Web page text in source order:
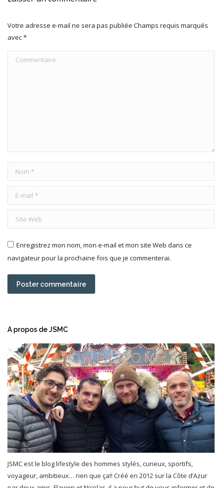
Votre adresse e-mail ne sera pas publiée Champs requis marqués
avec*
Commentaire
Nom *
E-mail *
Site Web
Enregistrez mon nom, mon e-mail et mon site Web dans ce
navigateur pour la prochaine fois que je commenterai.
Poster commentaire
A propos de JSMC
JSMC est le blog lifestyle des hommes stylés, curieux, sportifs,
voyageur, ambitieux… rien que ça!! Créé en 2012 sur la Côte d’Azur